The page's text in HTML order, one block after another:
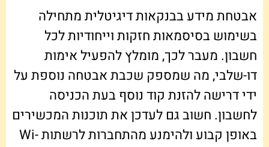
אבטחת מידע בבנקאות דיגיטלית מתחילה
בשימוש בסיסמאות חזקות וייחודיות לכל
חשבון. מעבר לכך, מומלץ להפעיל אימות
דו-שלבי, מה שמספק שכבת אבטחה נוספת על
ידי דרישה להזנת קוד נוסף בעת הכניסה
לחשבון. חשוב גם לעדכן את תוכנות המכשירים
באופן קבוע ולהימנע מהתחברות לרשתות Wi-